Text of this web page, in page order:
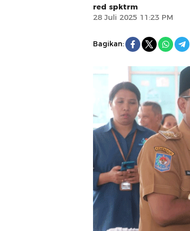
red spktrm
28 Juli 2025 11:23 PM
Bagikan: